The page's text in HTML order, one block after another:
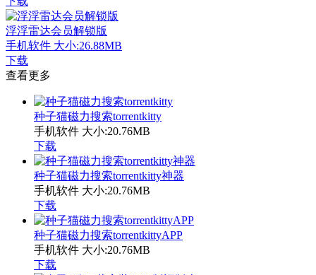
浮浮雷达会员解锁版
手机软件 大小:26.88MB
下载
查看更多
种子猫磁力搜索torrentkitty
手机软件 大小:20.76MB
下载
种子猫磁力搜索torrentkitty神器
手机软件 大小:20.76MB
下载
种子猫磁力搜索torrentkittyAPP
手机软件 大小:20.76MB
下载